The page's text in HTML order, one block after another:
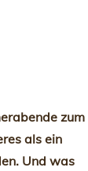
zum
als ein
Und was